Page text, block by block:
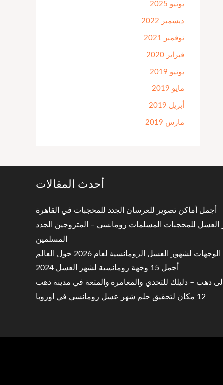
يونيو 2025
ديسمبر 2022
نوفمبر 2021
فبراير 2020
يونيو 2019
مايو 2019
أبريل 2019
مارس 2019
أحدث المقالات
أجمل أماكن تصوير للعرسان الجدد للمحجبات في القاهرة
العسل للمحجبات المسلمات رومانسي – المتزوجين الجدد
المسلمين
لشهور العسل الرومانسية لعام 2026 حول العالم
أجمل 15 وجهة رومانسية لشهر العسل 2024
دهب – دليلك للتحدي والمغامرة والمتعة في مدينة دهب
12 مكان لتحقيق حلم شهر عسل رومانسي في اوروبا